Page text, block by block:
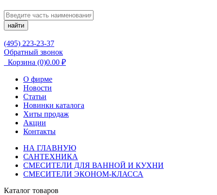
найти
(495) 223-23-37
Обратный звонок
Корзина (0)0.00 ₽
О фирме
Новости
Статьи
Новинки каталога
Хиты продаж
Акции
Контакты
НА ГЛАВНУЮ
САНТЕХНИКА
СМЕСИТЕЛИ ДЛЯ ВАННОЙ И КУХНИ
СМЕСИТЕЛИ ЭКОНОМ-КЛАССА
Каталог товаров